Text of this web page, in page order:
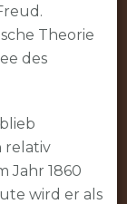
Theorie
des
relativ
Jahr 1860
wird er als